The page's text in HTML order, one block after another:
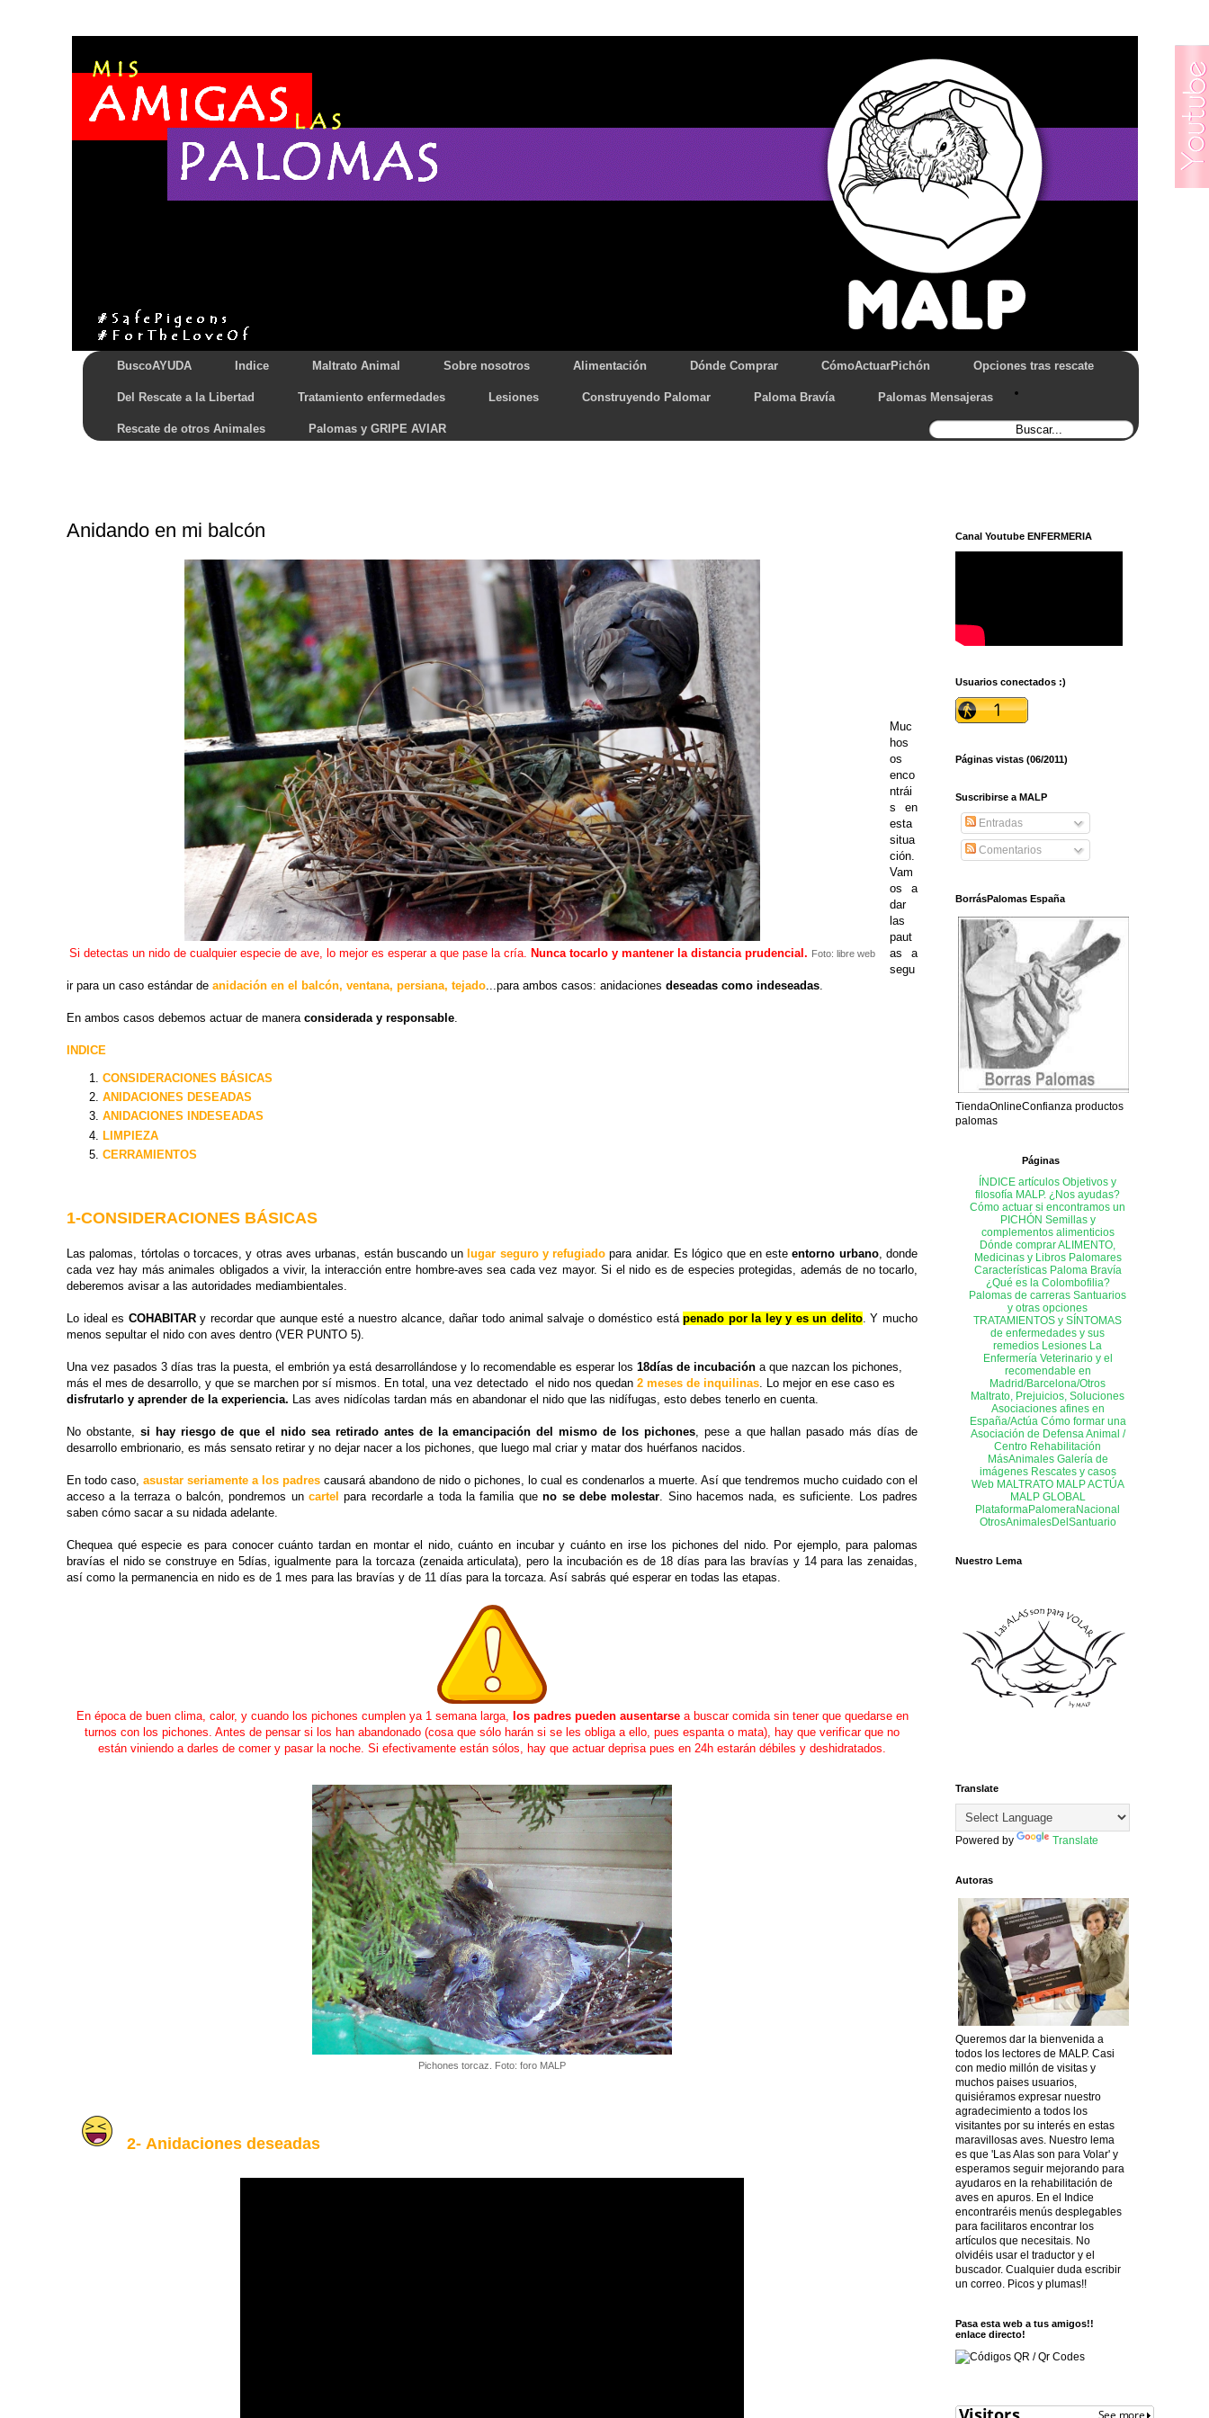
BuscoAYUDA Indice Maltrato Animal Sobre nosotros Alimentación Dónde Comprar CómoActuarPichón Opciones tras rescate
Del Rescate a la Libertad Tratamiento enfermedades Lesiones Construyendo Palomar Paloma Bravía Palomas Mensajeras
Rescate de otros Animales Palomas y GRIPE AVIAR
Anidando en mi balcón
Si detectas un nido de cualquier especie de ave, lo mejor es esperar a que pase la cría. Nunca tocarlo y mantener la distancia prudencial. Foto: libre web
Muc
hos
os
enco
ntrái
s en
esta
situa
ción.
Vam
os a
dar
las
paut
as a
segu
ir para un caso estándar de anidación en el balcón, ventana, persiana, tejado ...para ambos casos: anidaciones deseadas como indeseadas
En ambos casos debemos actuar de manera considerada y responsable
INDICE
CONSIDERACIONES BÁSICAS
ANIDACIONES DESEADAS
ANIDACIONES INDESEADAS
LIMPIEZA
CERRAMIENTOS
1-CONSIDERACIONES BÁSICAS
Las palomas, tórtolas o torcaces, y otras aves urbanas, están buscando un lugar seguro y refugiado para anidar. Es lógico que en esteentorno urbano, donde
cada vez hay más animales obligados a vivir, la interacción entre hombre-aves sea cada vez mayor. Si el nido es de especies protegidas, además de no tocarlo,
deberemos avisar a las autoridades mediambientales.
Lo ideal es COHABITARy recordar que aunque esté a nuestro alcance, dañar todo animal salvaje o doméstico estápenado por la ley y es un delito. Y mucho
menos sepultar el nido con aves dentro (VER PUNTO 5).
Una vez pasados 3 días tras la puesta, el embrión ya está desarrollándose y lo recomendable es esperar los 18días de incubación a que nazcan los pichones,
más el mes de desarrollo, y que se marchen por sí mismos. En total, una vez detectado el nido nos quedan 2 meses de inquilinas. Lo mejor en ese caso es
disfrutarlo y aprender de la experiencia. Las aves nidícolas tardan más en abandonar el nido que las nidífugas, esto debes tenerlo en cuenta.
No obstante, si hay riesgo de que el nido sea retirado antes de la emancipación del mismo de los pichones, pese a que hallan pasado más días de
desarrollo embrionario, es más sensato retirar y no dejar nacer a los pichones, que luego mal criar y matar dos huérfanos nacidos.
En todo caso, asustar seriamente a los padres causará abandono de nido o pichones, lo cual es condenarlos a muerte. Así que tendremos mucho cuidado con el
acceso a la terraza o balcón, pondremos uncartel para recordarle a toda la familia queno se debe molestar. Sino hacemos nada, es suficiente. Los padres
saben cómo sacar a su nidada adelante.
Chequea qué especie es para conocer cuánto tardan en montar el nido, cuánto en incubar y cuánto en irse los pichones del nido. Por ejemplo, para palomas
bravías el nido se construye en 5días, igualmente para la torcaza (zenaida articulata), pero la incubación es de 18 días para las bravías y 14 para las zenaidas,
así como la permanencia en nido es de 1 mes para las bravías y de 11 días para la torcaza. Así sabrás qué esperar en todas las etapas.
En época de buen clima, calor, y cuando los pichones cumplen ya 1 semana larga, los padres pueden ausentarse a buscar comida sin tener que quedarse en
turnos con los pichones. Antes de pensar si los han abandonado (cosa que sólo harán si se les obliga a ello, pues espanta o mata), hay que verificar que no
están viniendo a darles de comer y pasar la noche. Si efectivamente están sólos, hay que actuar deprisa pues en 24h estarán débiles y deshidratados.
Pichones torcaz. Foto: foro MALP
2-Anidaciones deseadas
Canal Youtube ENFERMERIA
Usuarios conectados :)
Páginas vistas (06/2011)
Suscribirse a MALP
Entradas
Comentarios
BorrásPalomas España
TiendaOnlineConfianza productos
palomas
Páginas
ÍNDICE artículos Objetivos y
filosofía MALP. ¿Nos ayudas?
Cómo actuar si encontramos un
PICHÓN Semillas y
complementos alimenticios
Dónde comprar ALIMENTO,
Medicinas y Libros Palomares
Características Paloma Bravía
¿Qué es la Colombofilia?
Palomas de carreras Santuarios
y otras opciones
TRATAMIENTOS y SÍNTOMAS
de enfermedades y sus
remedios Lesiones La
Enfermería Veterinario y el
recomendable en
Madrid/Barcelona/Otros
Maltrato, Prejuicios, Soluciones
Asociaciones afines en
España/Actúa Cómo formar una
Asociación de Defensa Animal /
Centro Rehabilitación
MásAnimales Galería de
imágenes Rescates y casos
Web MALTRATO MALP ACTÚA
MALP GLOBAL
PlataformaPalomeraNacional
OtrosAnimalesDelSantuario
Nuestro Lema
Translate
Powered by Translate
Autoras
Queremos dar la bienvenida a
todos los lectores de MALP. Casi
con medio millón de visitas y
muchos paises usuarios,
quisiéramos expresar nuestro
agradecimiento a todos los
visitantes por su interés en estas
maravillosas aves. Nuestro lema
es que 'Las Alas son para Volar' y
esperamos seguir mejorando para
ayudaros en la rehabilitación de
aves en apuros. En el Indice
encontraréis menús desplegables
para facilitaros encontrar los
artículos que necesitais. No
olvidéis usar el traductor y el
buscador. Cualquier duda escribir
un correo. Picos y plumas!!
Pasa esta web a tus amigos!!
enlace directo!